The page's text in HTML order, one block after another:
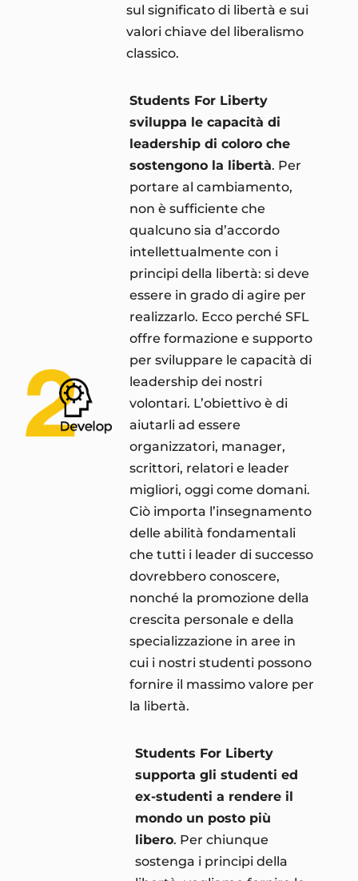
sul significato di libertà e sui
valori chiave del liberalismo
classico.
Students For Liberty
sviluppa le capacità di
leadership di coloro che
sostengono la libertà. Per
portare al cambiamento,
non è sufficiente che
qualcuno sia d’accordo
intellettualmente con i
principi della libertà: si deve
essere in grado di agire per
realizzarlo. Ecco perché SFL
offre formazione e supporto
per sviluppare le capacità di
leadership dei nostri
volontari. L’obiettivo è di
aiutarli ad essere
organizzatori, manager,
scrittori, relatori e leader
migliori, oggi come domani.
Ciò importa l’insegnamento
delle abilità fondamentali
che tutti i leader di successo
dovrebbero conoscere,
nonché la promozione della
crescita personale e della
specializzazione in aree in
cui i nostri studenti possono
fornire il massimo valore per
la libertà.
Students For Liberty
supporta gli studenti ed
ex-studenti a rendere il
mondo un posto più
libero. Per chiunque
sostenga i principi della